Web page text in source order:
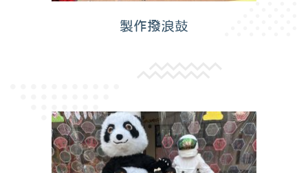
製作撥浪鼓